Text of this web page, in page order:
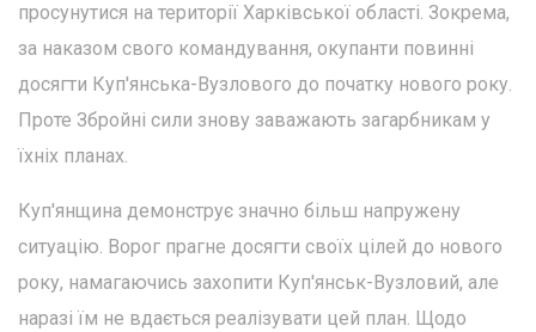
просунутися на території Харківської області. Зокрема,
за наказом свого командування, окупанти повинні
досягти Куп'янська-Вузлового до початку нового року.
Проте Збройні сили знову заважають загарбникам у
їхніх планах.
Куп'янщина демонструє значно більш напружену
ситуацію. Ворог прагне досягти своїх цілей до нового
року, намагаючись захопити Куп'янськ-Вузловий, але
наразі їм не вдається реалізувати цей план. Щодо